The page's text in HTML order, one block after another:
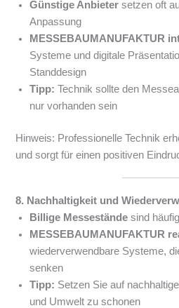
Günstige Anbieter setzen oft
Anpassung
MESSEBAUMANUFAKTUR
Systeme und digitale
Standdesign
Tipp: Technik sollte den
nur vorhanden sein
Hinweis: Professionelle Technik
und sorgt für einen positiven
8. Nachhaltigkeit und
Billige Messestände sind
MESSEBAUMANUFAKTUR
wiederverwendbare Systeme,
senken
Tipp: Setzen Sie auf
und Umwelt zu schonen